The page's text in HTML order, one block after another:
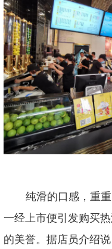
纯滑的口感，重
一经上市便引发购买
的美誉。据店员介绍说